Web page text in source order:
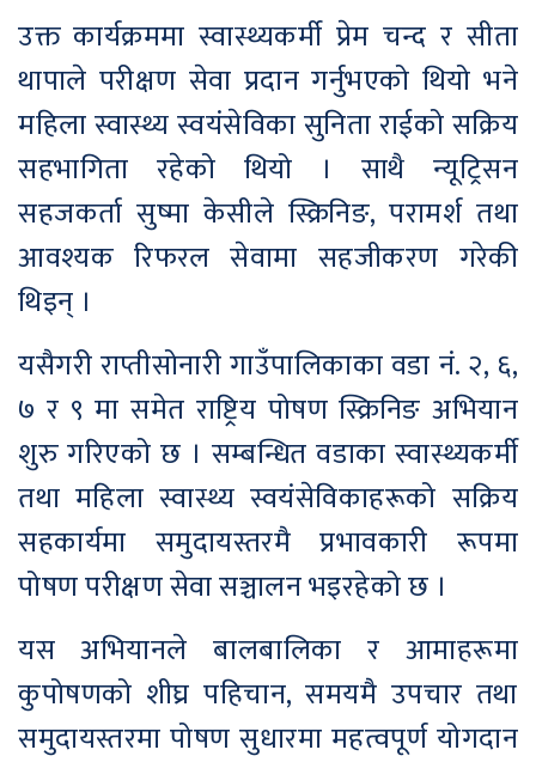
उक्त कार्यक्रममा स्वास्थ्यकर्मी प्रेम चन्द र सीता
थापाले परीक्षण सेवा प्रदान गर्नुभएको थियो भने
महिला स्वास्थ्य स्वयंसेविका सुनिता राईको सक्रिय
सहभागिता रहेको थियो । साथै न्यूट्रिसन
सहजकर्ता सुष्मा केसीले स्क्रिनिङ, परामर्श तथा
आवश्यक रिफरल सेवामा सहजीकरण गरेकी
थिइन् ।
यसैगरी राप्तीसोनारी गाउँपालिकाका वडा नं. २, ६,
७ र ९ मा समेत राष्ट्रिय पोषण स्क्रिनिङ अभियान
शुरु गरिएको छ । सम्बन्धित वडाका स्वास्थ्यकर्मी
तथा महिला स्वास्थ्य स्वयंसेविकाहरूको सक्रिय
सहकार्यमा समुदायस्तरमै प्रभावकारी रूपमा
पोषण परीक्षण सेवा सञ्चालन भइरहेको छ ।
यस अभियानले बालबालिका र आमाहरूमा
कुपोषणको शीघ्र पहिचान, समयमै उपचार तथा
समुदायस्तरमा पोषण सुधारमा महत्वपूर्ण योगदान